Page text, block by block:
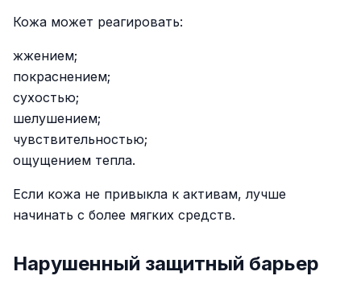
Кожа может реагировать:
жжением;
покраснением;
сухостью;
шелушением;
чувствительностью;
ощущением тепла.
Если кожа не привыкла к активам, лучше
начинать с более мягких средств.
Нарушенный защитный барьер